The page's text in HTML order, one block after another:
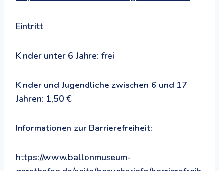
Eintritt:
Kinder unter 6 Jahre: frei
Kinder und Jugendliche zwischen 6 und 17
Jahren: 1,50 €
Informationen zur Barrierefreiheit:
https://www.ballonmuseum-